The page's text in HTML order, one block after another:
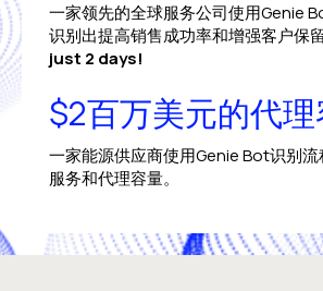
一家领先的全球服务公司使用Genie
识别出提高销售成功率和增强客户保
just 2 days!
$2百万美元的代
一家能源供应商使用Genie Bot识别
服务和代理容量。